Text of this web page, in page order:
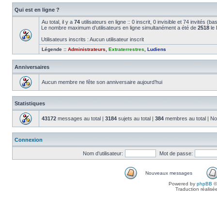
Qui est en ligne ?
Au total, il y a 74 utilisateurs en ligne :: 0 inscrit, 0 invisible et 74 invités
Le nombre maximum d’utilisateurs en ligne simultanément a été de 2518 le
Utilisateurs inscrits : Aucun utilisateur inscrit
Légende :: Administrateurs Extraterrestres Ludiens
Anniversaires
Aucun membre ne fête son anniversaire aujourd’hui
Statistiques
43172 messages au total | 3184 sujets au total | 384 membres au total |
Connexion
Nom d’utilisateur: Mot de passe:
Nouveaux messages
Powered by phpBB
Traduction